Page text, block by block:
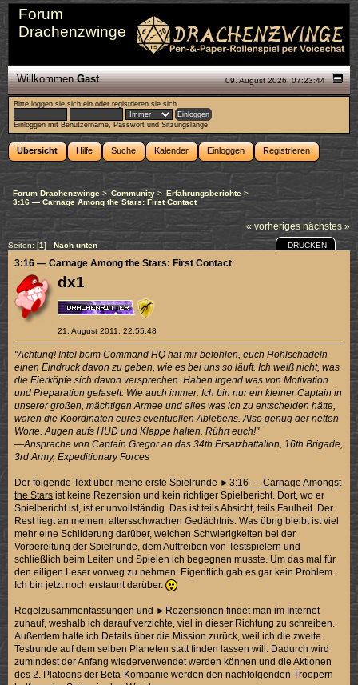
Forum
Drachenzwinge
09. August 2026, 07:23:44
WillkommenGast
Bitte loggen sie sich ein oderregistrieren sie sich.
Einloggen mit Benutzername, Passwort und Sitzungslänge
Übersicht Hilfe Suche Kalender Einloggen Registrieren
Forum Drachenzwinge > Community> Erfahrungsberichte>
3:16 — Carnage Among the Stars: First Contact
« vorheriges nächstes »
Seiten: [1] Nach unten DRUCKEN
dx1
21. August 2011, 22:55:48
3:16 — Carnage Among the Stars: First Contact
"Achtung! Intel beim Command HQ hat mir befohlen, euch Hohlschädeln
einen Eindruck davon zu geben, wie es bei uns so läuft. Ich weiß nicht, was
die Eierköpfe sich davon versprechen. Haben irgend was von Motivation
und Preparation gefaselt. Wie auch immer. Ich bin nur ein kleiner Captain in
unserer großen, mächtigen Armee und alles was ich zu entscheiden hätte,
wären die Koordinaten eures eventuellen Ablebens. Also genug der netten
Worte. Augen aufs HUD und Klappe halten. Rührt euch!"
—Ansprache von Captain Gregor an das 34th Ersatzbattalion, 16th Brigade,
3rd Army, Expeditionary Forces
Der folgende Text über meine erste Spielrunde ►3:16 — Carnage Amongst
the Stars ist keine Rezension und kein richtiger Spielbericht. Dort, wo er
Spielbericht ist, ist er unvollständig. Das ist teils Absicht, teils Faulheit. Der
Rest liegt an meinem altersschwachen Gedächtnis. Was übrig bleibt ist viel
mehr eine Schilderung darüber, welchen Schwierigkeiten bei der
Vorbereitung der Spielrunde, dem Auftreiben von Testspielern und
schließlich beim Leiten und Spielen ich begegnen musste. Um das mal für
den eiligen Leser vorweg zu nehmen: Eigentlich gab es gar kein Problem.
Ich bin jetzt noch erstaunt darüber.
Regelzusammenfassungen und ► Rezensionen findet man im Internet
zuhauf, weshalb ich darauf verzichte, viel in dieser Richtung zu schreiben.
Außerdem halte ich Details über die Mission zurück, weil ich die zweite
Testrunde auf dem selben Planeten statt finden lassen will. Dadurch wird
zumindest der Anfang wiederverwendet werden können und die Aktionen
des 2. Platoons der Beta-Kompanie werden den nachfolgenden Troopern